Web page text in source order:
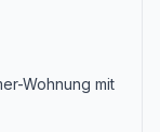
Wohnung mit